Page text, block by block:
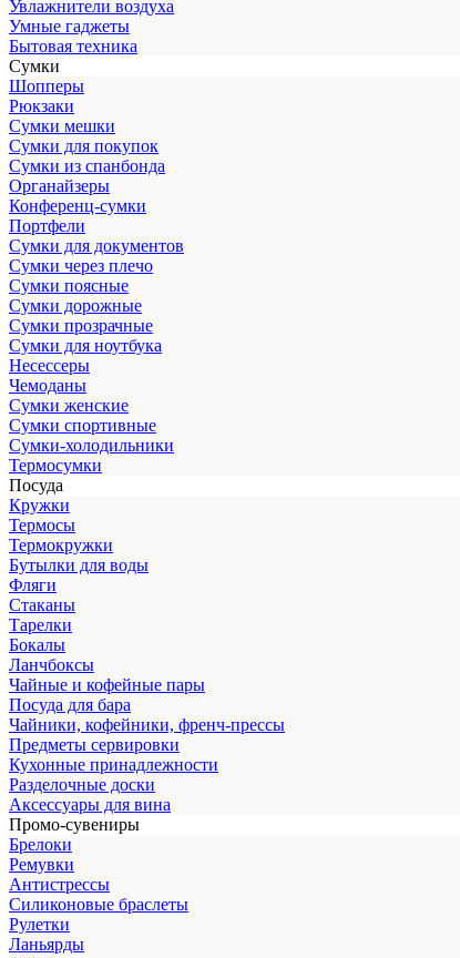
Увлажнители воздуха
Умные гаджеты
Бытовая техника
Сумки
Шопперы
Рюкзаки
Сумки мешки
Сумки для покупок
Сумки из спанбонда
Органайзеры
Конференц-сумки
Портфели
Сумки для документов
Сумки через плечо
Сумки поясные
Сумки дорожные
Сумки прозрачные
Сумки для ноутбука
Несессеры
Чемоданы
Сумки женские
Сумки спортивные
Сумки-холодильники
Термосумки
Посуда
Кружки
Термосы
Термокружки
Бутылки для воды
Фляги
Стаканы
Тарелки
Бокалы
Ланчбоксы
Чайные и кофейные пары
Посуда для бара
Чайники, кофейники, френч-прессы
Предметы сервировки
Кухонные принадлежности
Разделочные доски
Аксессуары для вина
Промо-сувениры
Брелоки
Ремувки
Антистрессы
Силиконовые браслеты
Рулетки
Ланьярды